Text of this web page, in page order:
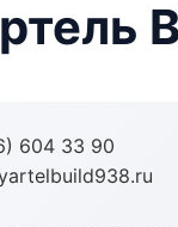
604 33 90